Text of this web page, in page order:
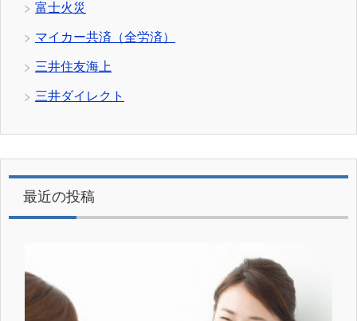
富士火災
マイカー共済（全労済）
三井住友海上
三井ダイレクト
最近の投稿